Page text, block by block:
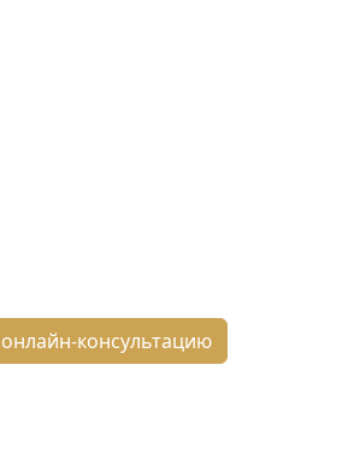
консультацию